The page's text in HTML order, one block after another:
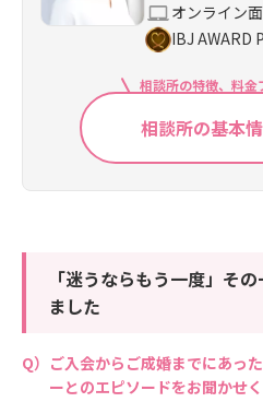
オンライン
IBJ AWARD
相談所の特徴、料金
相談所の基本
「迷うならもう一度」そ
ました
ご入会からご成婚までにあっ
ーとのエピソードをお聞かせく